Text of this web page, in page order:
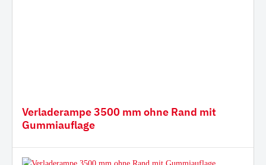
Verladerampe 3500 mm ohne Rand mit
Gummiauflage